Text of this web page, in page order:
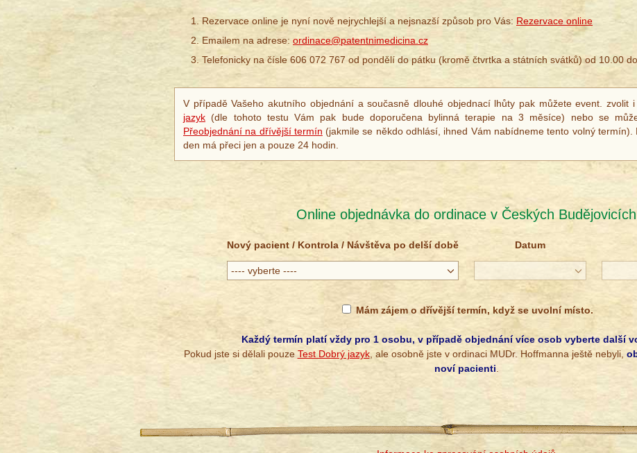
Rezervace online je nyní nově nejrychlejší a nejsnazší způsob pro Vás: Rezervace online
Emailem na adrese: ordinace@patentnimedicina.cz
Telefonicky na čísle 606 072 767 od pondělí do pátku (kromě čtvrtka a státních svátků) od 10.00
V případě Vašeho akutního objednání a současně dlouhé objednací lhůty pak můžete event. zvolit
jazyk (dle tohoto testu Vám pak bude doporučena bylinná terapie na 3 měsíce) nebo se
Přeobjednání na dřívější termín (jakmile se někdo odhlásí, ihned Vám nabídneme tento volný termín).
den má přeci jen a pouze 24 hodin.
Online objednávka do ordinace v Českých Budějovicích
Nový pacient / Kontrola / Návštěva po delší době Datum
Mám zájem o dřívější termín, když se uvolní místo.
Každý termín platí vždy pro 1 osobu, v případě objednání více osob vyberte další
Pokud jste si dělali pouze Test Dobrý jazyk, ale osobně jste v ordinaci MUDr. Hoffmanna ještě nebyli,
noví pacienti